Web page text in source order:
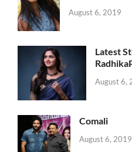
August 6, 2019
Latest
August 6,
Comali
August 6, 2019